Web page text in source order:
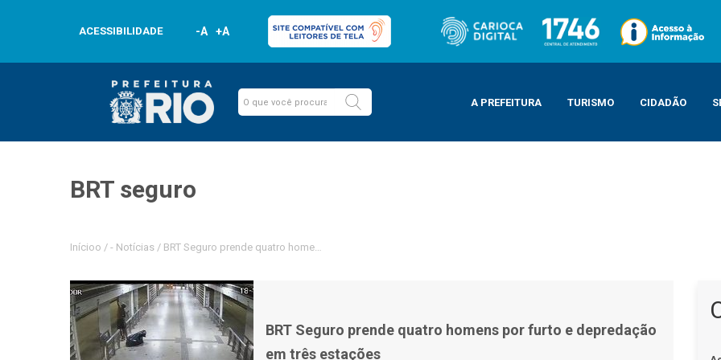
ACESSIBILIDADE -A +A
A PREFEITURA TURISMO CIDADÃO
BRT seguro
Inícioo / - Notícias / BRT Seguro prende quatro homens por furto e depredação em três estações
BRT Seguro prende quatro homens por furto e depredação
em três estações